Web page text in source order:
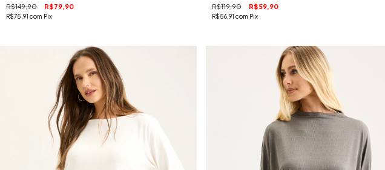
R$149,90 R$79,90
R$75,91 com Pix
R$119,90 R$59,90
R$56,91 com Pix